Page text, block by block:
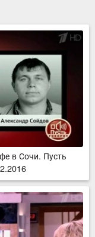
в Сочи. Пусть